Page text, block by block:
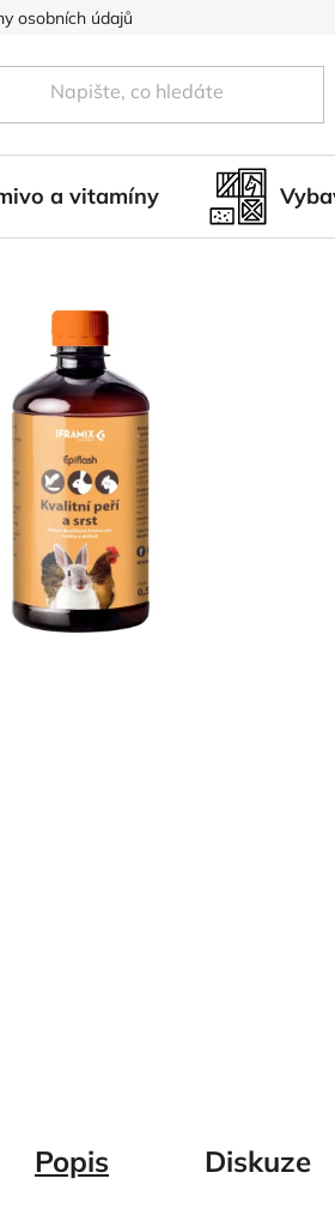
osobních údajů
a vitamíny
Popis Diskuze